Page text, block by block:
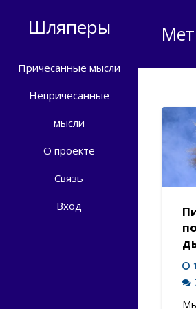
Шляперы
Причесанные мысли
Непричесанные
мысли
О проекте
Связь
Вход